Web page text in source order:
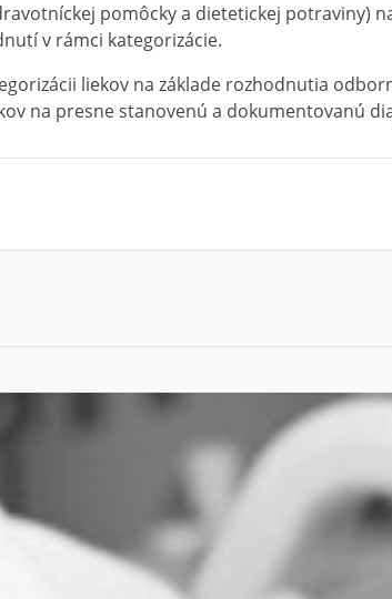
pomôcky a dietetickej potraviny)
v rámci kategorizácie.
liekov na základe rozhodnutia
na presne stanovenú a dokumentovanú